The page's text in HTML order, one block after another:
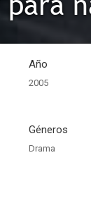
Año
2005
Géneros
Drama